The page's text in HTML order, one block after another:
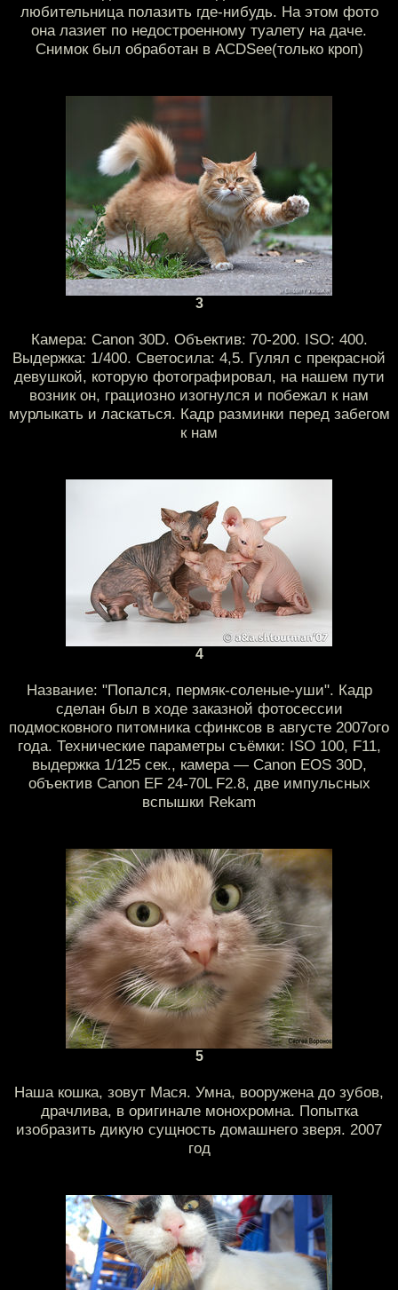
любительница полазить где-нибудь. На этом фото
она лазиет по недостроенному туалету на даче.
Снимок был обработан в ACDSee(только кроп)
3
Камера: Canon 30D. Объектив: 70-200. ISO: 400.
Выдержка: 1/400. Светосила: 4,5. Гулял с прекрасной
девушкой, которую фотографировал, на нашем пути
возник он, грациозно изогнулся и побежал к нам
мурлыкать и ласкаться. Кадр разминки перед забегом
к нам
4
Название: "Попался, пермяк-соленые-уши". Кадр
сделан был в ходе заказной фотосессии
подмосковного питомника сфинксов в августе 2007ого
года. Технические параметры съёмки: ISO 100, F11,
выдержка 1/125 сек., камера — Canon EOS 30D,
объектив Canon EF 24-70L F2.8, две импульсных
вспышки Rekam
5
Наша кошка, зовут Мася. Умна, вооружена до зубов,
драчлива, в оригинале монохромна. Попытка
изобразить дикую сущность домашнего зверя. 2007
год